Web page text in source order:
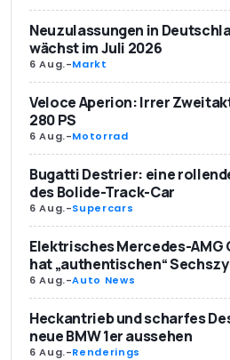
Neuzulassungen in
wächst im Juli 2026
6 Aug.-Markt
Veloce Aperion: Irrer
280 PS
6 Aug.-Motorrad
Bugatti Destrier: eine
des Bolide-Track-Car
6 Aug.-Supercars
Elektrisches Mercedes-AMG
hat „authentischen“
6 Aug.-Auto News
Heckantrieb und scharfes
neue BMW 1er aussehen
6 Aug.-Renderings